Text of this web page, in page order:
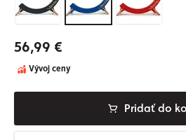
56,99 €
Vývoj ceny
Pridať do